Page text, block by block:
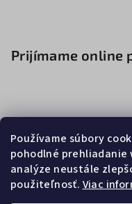
Používame súbory
pohodlné prehliadanie
analýze neustále
použiteľnosť. Viac
Prijímame online